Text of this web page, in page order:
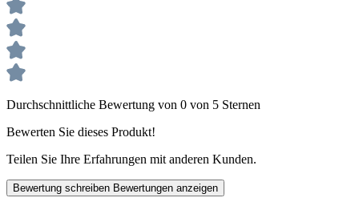
Durchschnittliche Bewertung von 0 von 5 Sternen
Bewerten Sie dieses Produkt!
Teilen Sie Ihre Erfahrungen mit anderen Kunden.
Bewertung schreiben Bewertungen anzeigen